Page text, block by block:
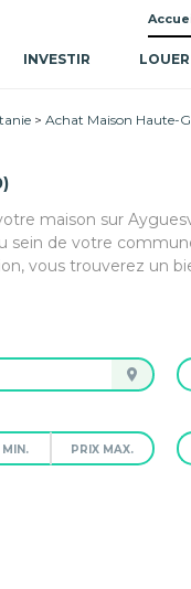
INVESTIR LOUER
Achat Maison Haute-
maison sur
sein de votre
vous trouverez un